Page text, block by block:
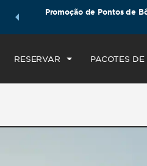
também
Promoção de Pontos de
RESERVAR PACOTES
CHECK-IN